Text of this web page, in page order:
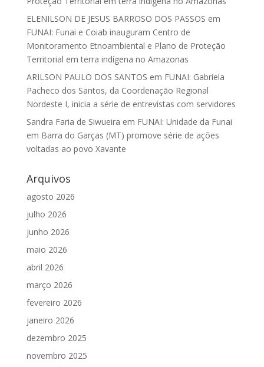
ELENILSON DE JESUS BARROSO DOS PASSOS em
FUNAI: Funai e Coiab inauguram Centro de
Monitoramento Etnoambiental e Plano de Proteção
Territorial em terra indígena no Amazonas
ARILSON PAULO DOS SANTOS em FUNAI: Gabriela
Pacheco dos Santos, da Coordenação Regional
Nordeste I, inicia a série de entrevistas com servidores
Sandra Faria de Siwueira em FUNAI: Unidade da Funai
em Barra do Garças (MT) promove série de ações
voltadas ao povo Xavante
Arquivos
agosto 2026
julho 2026
junho 2026
maio 2026
abril 2026
março 2026
fevereiro 2026
janeiro 2026
dezembro 2025
novembro 2025